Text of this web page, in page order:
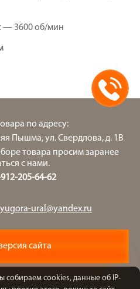
— 3600 об/мин
по адресу:
Пышма, ул. Свердлова, д. 1В
товара просим заранее
с нами.
205-64-62
yugora-ural@yandex.ru
сайта
собираем cookies, данные об IP-